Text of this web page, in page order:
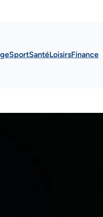
SportSantéLoisirsFinance